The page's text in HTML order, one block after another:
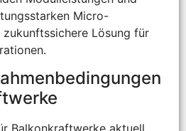
Micro-
zukunftssichere Lösung für
Balkonkraftwerke aktuell